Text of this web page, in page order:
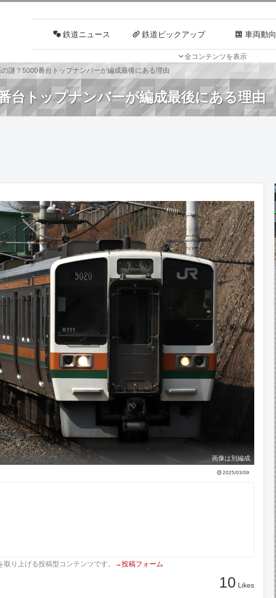
全コンテンツを表示
鉄道ニュース 鉄道ピックアップ 車両動向
車両技術 路線探訪 ルール
謎？5000番台トップナンバーが編成最後にある理由
台トップナンバーが編成最後にある理由
画像は別編成
2025/03/09
り上げる投稿型コンテンツです。 →投稿フォーム
10 Likes